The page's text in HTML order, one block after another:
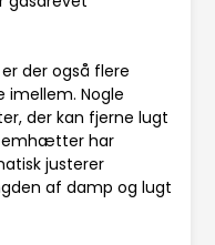
der også flere
Nogle
der kan fjerne lugt
emhætter har
justerer
af damp og lugt